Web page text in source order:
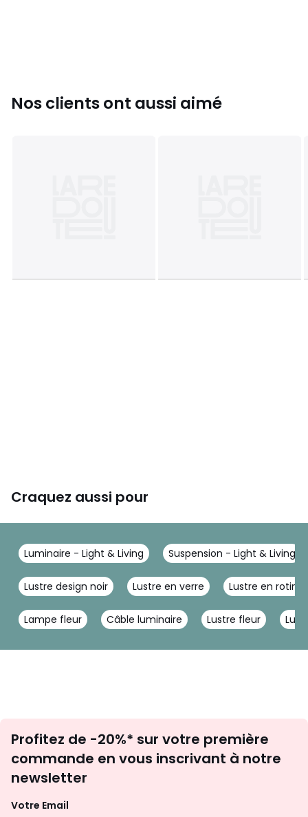
Nos clients ont aussi aimé
Craquez aussi pour
Luminaire - Light & Living Suspension - Light & Living
Lustre design noir Lustre en verre Lustre en rotin
Lampe fleur Câble luminaire Lustre fleur
newsletter
Profitez de -20%* sur votre première
commande en vous inscrivant à notre
newsletter
Votre Email